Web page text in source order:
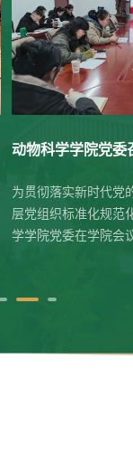
动物科学学院教工
为了重温党的光辉征
理想信念，增强党性
提升党支部的凝聚力